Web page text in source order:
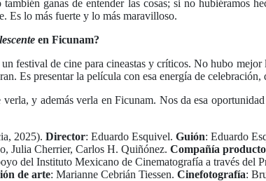
ganas de entender las cosas; si no hubiéramos
Es lo más fuerte y lo más maravilloso.
en Ficunam?
festival de cine para cineastas y críticos. No hubo
Es presentar la película con esa energía de celebración,
y además verla en Ficunam. Nos da esa
2025). Director: Eduardo Esquivel. Guión: Eduardo
Julia Cherrier, Carlos H. Quiñónez. Compañía
del Instituto Mexicano de Cinematografía a través del
de arte: Marianne Cebrián Tiessen. Cinefotografía: